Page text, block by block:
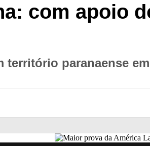
com apoio
paranaense